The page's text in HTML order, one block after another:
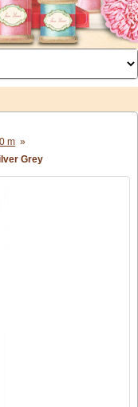
m »
Grey